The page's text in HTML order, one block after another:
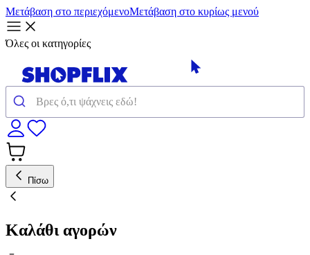
Μετάβαση στο περιεχόμενοΜετάβαση στο κυρίως μενού
Όλες οι κατηγορίες
Πίσω
Καλάθι αγορών